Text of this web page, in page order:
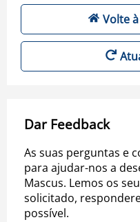
Volte
Dar Feedback
As suas perguntas e
para ajudar-nos a
Mascus. Lemos os
solicitado,
possível.